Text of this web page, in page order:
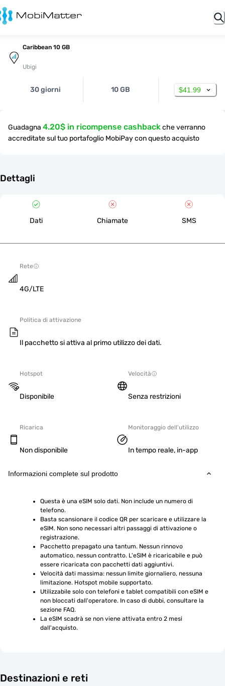
Caribbean 10 GB
Ubigi
30 giorni 10 GB $41.99
Guadagna 4.20$ in ricompense cashbackche verranno
accreditate sul tuo portafoglio MobiPay con questo acquisto
Dettagli
Dati Chiamate SMS
Rete
4G/LTE
Politica di attivazione
Il pacchetto si attiva al primo utilizzo dei dati.
Hotspot
Disponibile
Velocità
Senza restrizioni
Ricarica
Non disponibile
Monitoraggio dell'utilizzo
In tempo reale, in-app
Informazioni complete sul prodotto
Questa è una eSIM solo dati. Non include un numero di
telefono.
Basta scansionare il codice QR per scaricare e utilizzare la
eSIM. Non sono necessari altri passaggi di attivazione o
registrazione.
Pacchetto prepagato una tantum. Nessun rinnovo
automatico, nessun contratto. L'eSIM è ricaricabile e può
essere ricaricata con pacchetti dati aggiuntivi.
Velocità dati massima: nessun limite giornaliero, nessuna
limitazione. Hotspot mobile supportato.
Utilizzabile solo con telefoni e tablet compatibili con eSIM e
non bloccati dall'operatore. In caso di dubbi, consultare la
sezione FAQ.
La eSIM scadrà se non viene attivata entro 2 mesi
dall'acquisto.
Destinazioni e reti